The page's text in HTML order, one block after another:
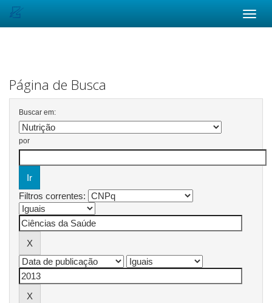
Página de Busca
Buscar em:
por
Filtros correntes: